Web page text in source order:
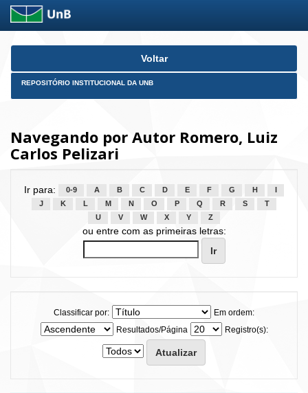
Skip
Voltar
REPOSITÓRIO INSTITUCIONAL DA UNB
Navegando por Autor Romero, Luiz
Carlos Pelizari
Ir para: 0-9 A B C D E F G H
J
K L M N O P Q R S
T
U
V W X Y Z
ou entre com as primeiras letras:
Classificar por:
Em ordem:
Resultados/Página
Registro(s):